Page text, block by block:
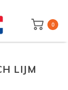
0
LIJM